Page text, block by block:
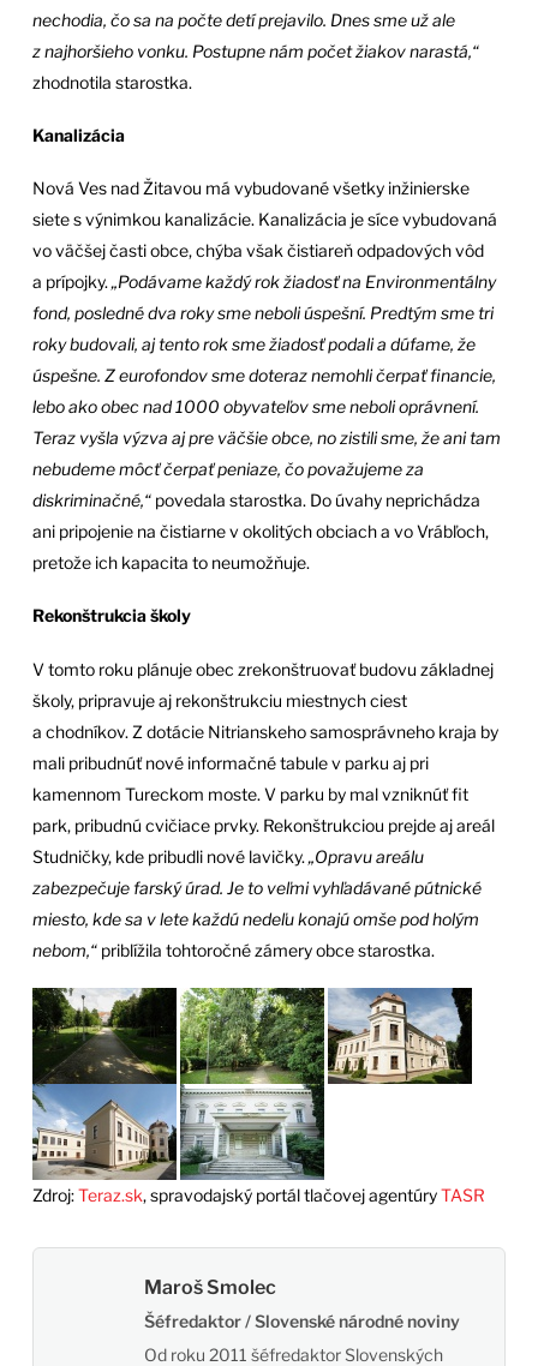
nechodia, čo sa na počte detí prejavilo. Dnes sme už ale
z najhoršieho vonku. Postupne nám počet žiakov narastá,“
zhodnotila starostka.
Kanalizácia
Nová Ves nad Žitavou má vybudované všetky inžinierske
siete s výnimkou kanalizácie. Kanalizácia je síce vybudovaná
vo väčšej časti obce, chýba však čistiareň odpadových vôd
a prípojky. „Podávame každý rok žiadosť na Environmentálny
fond, posledné dva roky sme neboli úspešní. Predtým sme tri
roky budovali, aj tento rok sme žiadosť podali a dúfame, že
úspešne. Z eurofondov sme doteraz nemohli čerpať financie,
lebo ako obec nad 1000 obyvateľov sme neboli oprávnení.
Teraz vyšla výzva aj pre väčšie obce, no zistili sme, že ani tam
nebudeme môcť čerpať peniaze, čo považujeme za
diskriminačné,“povedala starostka. Do úvahy neprichádza
ani pripojenie na čistiarne v okolitých obciach a vo Vrábľoch,
pretože ich kapacita to neumožňuje.
Rekonštrukcia školy
V tomto roku plánuje obec zrekonštruovať budovu základnej
školy, pripravuje aj rekonštrukciu miestnych ciest
a chodníkov. Z dotácie Nitrianskeho samosprávneho kraja by
mali pribudnúť nové informačné tabule v parku aj pri
kamennom Tureckom moste. V parku by mal vzniknúť fit
park, pribudnú cvičiace prvky. Rekonštrukciou prejde aj areál
Studničky, kde pribudli nové lavičky. „Opravu areálu
zabezpečuje farský úrad. Je to veľmi vyhľadávané pútnické
miesto, kde sa v lete každú nedeľu konajú omše pod holým
nebom,“priblížila tohtoročné zámery obce starostka.
Zdroj:Teraz.sk, spravodajský portál tlačovej agentúryTASR
Maroš Smolec
Šéfredaktor / Slovenské národné noviny
Od roku 2011 šéfredaktor Slovenských